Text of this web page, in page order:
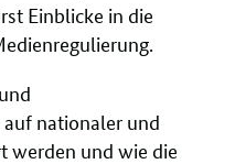
Einblicke in die
nationaler und
werden und wie die